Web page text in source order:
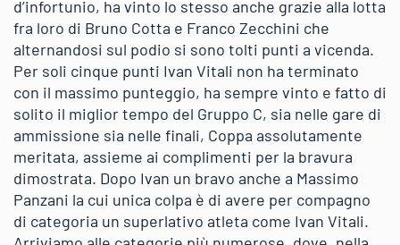
d’infortunio, ha vinto lo stesso anche grazie alla lotta
fra loro di Bruno Cotta e Franco Zecchini che
alternandosi sul podio si sono tolti punti a vicenda.
Per soli cinque punti Ivan Vitali non ha terminato
con il massimo punteggio, ha sempre vinto e fatto di
solito il miglior tempo del Gruppo C, sia nelle gare di
ammissione sia nelle finali, Coppa assolutamente
meritata, assieme ai complimenti per la bravura
dimostrata. Dopo Ivan un bravo anche a Massimo
Panzani la cui unica colpa è di avere per compagno
di categoria un superlativo atleta come Ivan Vitali.